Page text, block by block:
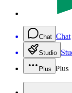
Chat Chat
Studio
Plus Plus